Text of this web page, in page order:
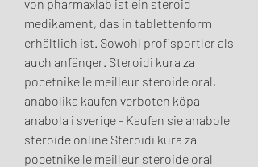
von pharmaxlab ist ein steroid
medikament, das in tablettenform
erhältlich ist. Sowohl profisportler als
auch anfänger. Steroidi kura za
pocetnike le meilleur steroide oral,
anabolika kaufen verboten köpa
anabola i sverige - Kaufen sie anabole
steroide online Steroidi kura za
pocetnike le meilleur steroide oral